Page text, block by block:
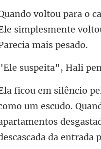
simplesmente